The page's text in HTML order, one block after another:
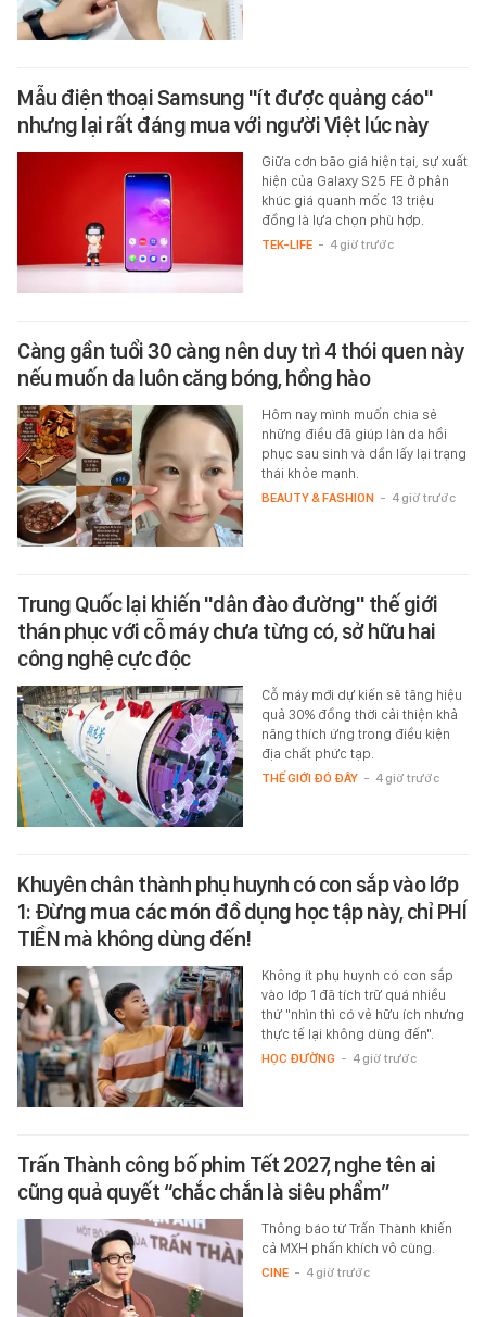
Mẫu điện thoại Samsung "ít được quảng cáo"
nhưng lại rất đáng mua với người Việt lúc này
Giữa cơn bão giá hiện tại, sự xuất
hiện của Galaxy S25 FE ở phân
khúc giá quanh mốc 13 triệu
đồng là lựa chọn phù hợp.
TEK-LIFE - 4 giờ trước
Càng gần tuổi 30 càng nên duy trì 4 thói quen này
nếu muốn da luôn căng bóng, hồng hào
Hôm nay mình muốn chia sẻ
những điều đã giúp làn da hồi
phục sau sinh và dần lấy lại trạng
thái khỏe mạnh.
BEAUTY & FASHION - 4 giờ trước
Trung Quốc lại khiến "dân đào đường" thế giới
thán phục với cỗ máy chưa từng có, sở hữu hai
công nghệ cực độc
Cỗ máy mới dự kiến sẽ tăng hiệu
quả 30% đồng thời cải thiện khả
năng thích ứng trong điều kiện
địa chất phức tạp.
THẾ GIỚI ĐÓ ĐÂY - 4 giờ trước
Khuyên chân thành phụ huynh có con sắp vào lớp
1: Đừng mua các món đồ dụng học tập này, chỉ PHÍ
TIỀN mà không dùng đến!
Không ít phụ huynh có con sắp
vào lớp 1 đã tích trữ quá nhiều
thứ "nhìn thì có vẻ hữu ích nhưng
thực tế lại không dùng đến".
HỌC ĐƯỜNG - 4 giờ trước
Trấn Thành công bố phim Tết 2027, nghe tên ai
cũng quả quyết “chắc chắn là siêu phẩm”
Thông báo từ Trấn Thành khiến
cả MXH phấn khích vô cùng.
CINE - 4 giờ trước